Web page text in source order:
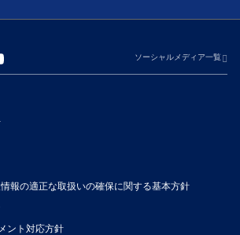
ソーシャルメディア一覧
報の適正な取扱いの確保に関する基本方針
ント対応方針